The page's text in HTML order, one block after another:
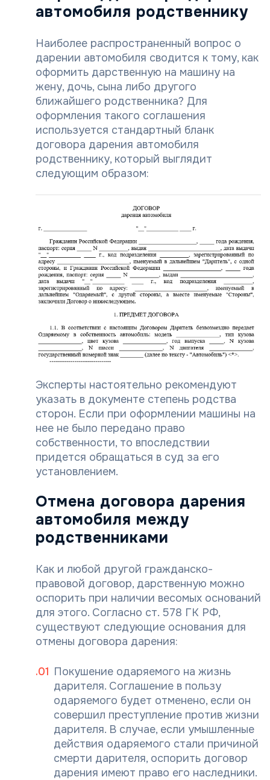
автомобиля родственнику
Наиболее распространенный вопрос о
дарении автомобиля сводится к тому, как
оформить дарственную на машину на
жену, дочь, сына либо другого
ближайшего родственника? Для
оформления такого соглашения
используется стандартный бланк
договора дарения автомобиля
родственнику, который выглядит
следующим образом:
Эксперты настоятельно рекомендуют
указать в документе степень родства
сторон. Если при оформлении машины на
нее не было передано право
собственности, то впоследствии
придется обращаться в суд за его
установлением.
Отмена договора дарения
автомобиля между
родственниками
Как и любой другой гражданско-
правовой договор, дарственную можно
оспорить при наличии весомых оснований
для этого. Согласно ст. 578 ГК РФ,
существуют следующие основания для
отмены договора дарения:
Покушение одаряемого на жизнь
дарителя. Соглашение в пользу
одаряемого будет отменено, если он
совершил преступление против жизни
дарителя. В случае, если умышленные
действия одаряемого стали причиной
смерти дарителя, оспорить договор
дарения имеют право его наследники.